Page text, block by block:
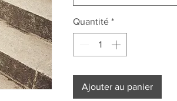
Quantité *
Ajouter au panier